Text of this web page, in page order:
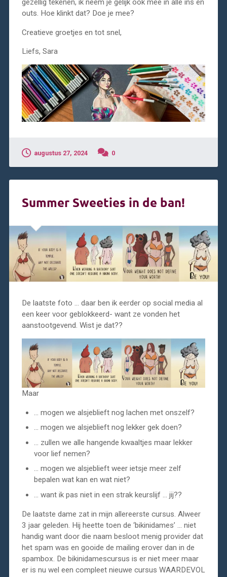
gezellig tekenen, ik neem je gelijk ook mee in alle ins en
outs. Hoe klinkt dat? Doe je mee?
Creatieve groetjes en tot snel,
Liefs, Sara
augustus 27, 2024 0
Summer Sweeties in de ban!
De laatste foto … daar ben ik eerder op social media al
een keer voor geblokkeerd- want ze vonden het
aanstootgevend. Wist je dat??
Maar
… mogen we alsjeblieft nog lachen met onszelf?
… mogen we alsjeblieft nog lekker gek doen?
… zullen we alle hangende kwaaltjes maar lekker
voor lief nemen?
… mogen we alsjeblieft weer ietsje meer zelf
bepalen wat kan en wat niet?
… want ik pas niet in een strak keurslijf … jij??
De laatste dame zat in mijn allereerste cursus. Alweer
3 jaar geleden. Hij heette toen de ‘bikinidames’ … niet
handig want door die naam besloot menig provider dat
het spam was en gooide de mailing erover dan in de
spambox. De bikinidamescursus is er niet meer maar
er is nu wel een compleet nieuwe cursus WAARDEVOL